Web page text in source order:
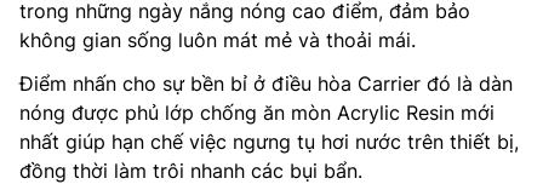
trong những ngày nắng nóng cao điểm, đảm bảo
không gian sống luôn mát mẻ và thoải mái.
Điểm nhấn cho sự bền bỉ ở điều hòa Carrier đó là dàn
nóng được phủ lớp chống ăn mòn Acrylic Resin mới
nhất giúp hạn chế việc ngưng tụ hơi nước trên thiết bị,
đồng thời làm trôi nhanh các bụi bẩn.